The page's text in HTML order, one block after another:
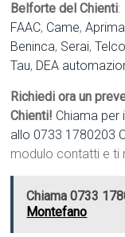
Belforte del Chienti:
FAAC, Came,
Beninca, Serai,
Tau, DEA
Richiedi ora un
Chienti! Chiama per
allo 0733 1780203
modulo contatti e ti
Chiama 0733
Montefano